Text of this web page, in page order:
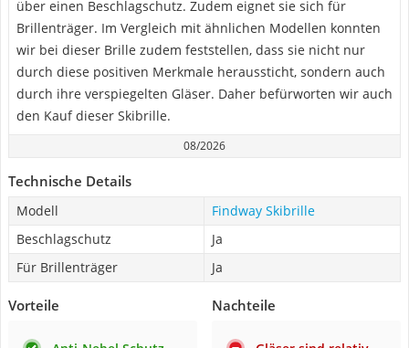
über einen Beschlagschutz. Zudem eignet sie sich für
Brillenträger. Im Vergleich mit ähnlichen Modellen konnten
wir bei dieser Brille zudem feststellen, dass sie nicht nur
durch diese positiven Merkmale heraussticht, sondern auch
durch ihre verspiegelten Gläser. Daher befürworten wir auch
den Kauf dieser Skibrille.
08/2026
Technische Details
Modell
Findway Skibrille
Beschlagschutz
Ja
Für Brillenträger
Ja
Vorteile Nachteile